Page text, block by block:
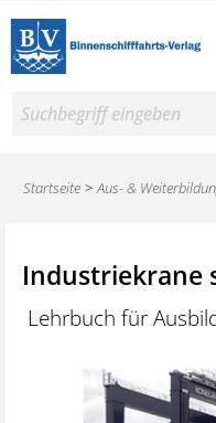
Suche
Startseite Aus- &
Industriekrane
Lehrbuch für